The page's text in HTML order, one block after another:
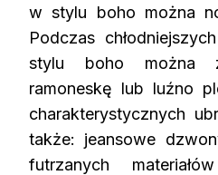
w stylu boho można
Podczas
stylu boho można
ramoneskę lub luźno
charakterystycznych
także: jeansowe
futrzanych